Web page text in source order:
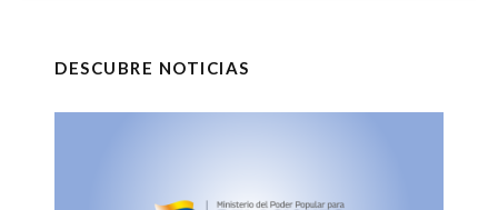
DESCUBRE NOTICIAS